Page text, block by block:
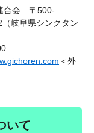
合会 〒500-
岐阜県シンクタン
＜外
いて